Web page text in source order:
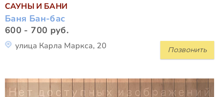
САУНЫ И БАНИ
Баня Бан-бас
600 - 700 руб.
Позвонить
улица Карла Маркса, 20